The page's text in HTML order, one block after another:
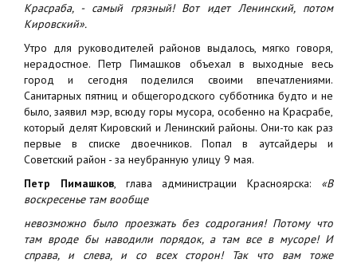
Красраба, - самый грязный! Вот идет Ленинский, потом
Кировский».
Утро для руководителей районов выдалось, мягко говоря,
нерадостное. Петр Пимашков объехал в выходные весь
город и сегодня поделился своими впечатлениями.
Санитарных пятниц и общегородского субботника будто и не
было, заявил мэр, всюду горы мусора, особенно на Красрабе,
который делят Кировский и Ленинский районы. Они-то как раз
первые в списке двоечников. Попал в аутсайдеры и
Советский район - за неубранную улицу 9 мая.
Петр Пимашков, глава администрации Красноярска: «В
воскресенье там вообще
невозможно было проезжать без содрогания! Потому что
там вроде бы наводили порядок, а там все в мусоре! И
справа, и слева, и со всех сторон! Так что вам тоже